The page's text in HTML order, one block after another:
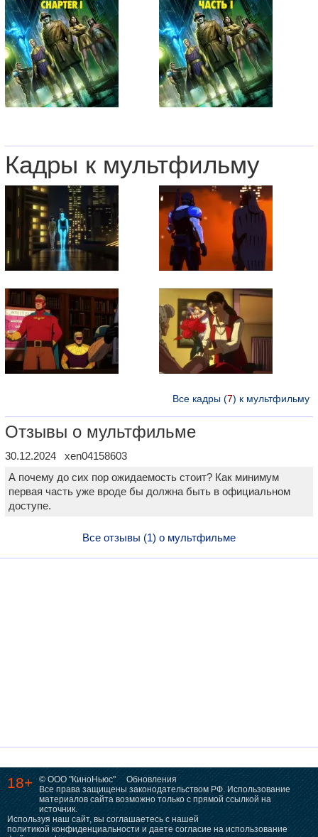
Кадры к мультфильму
Все кадры (7) к мультфильму
Отзывы о мультфильме
30.12.2024 xen04158603
А почему до сих пор ожидаемость стоит? Как минимум
первая часть уже вроде бы должна быть в официальном
доступе.
Все отзывы (1) о мультфильме
18+ © ООО "КиноНьюс"
Обновления
Все права защищены законодательством РФ. Использование
материалов сайта возможно только с прямой ссылкой на
источник.
Используя наш сайт, вы соглашаетесь с нашей
политикой конфиденциальностии даете согласие на использование